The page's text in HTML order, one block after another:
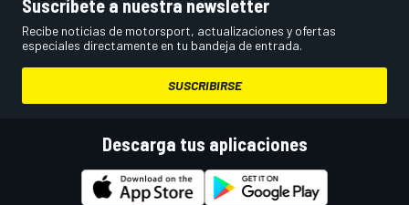
Suscríbete a nuestra newsletter
Recibe noticias de motorsport, actualizaciones y ofertas
especiales directamente en tu bandeja de entrada.
SUSCRIBIRSE
Descarga tus aplicaciones